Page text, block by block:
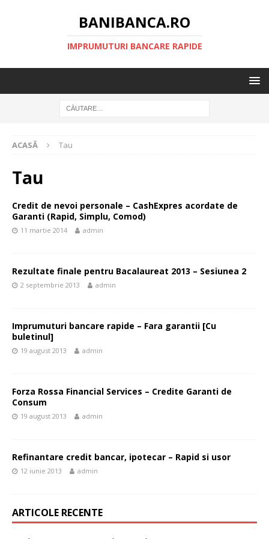
BANIBANCA.RO
IMPRUMUTURI BANCARE RAPIDE
ACASĂ Tau
Tau
Credit de nevoi personale – CashExpres acordate de
Garanti (Rapid, Simplu, Comod)
11 martie 2014 admin
Rezultate finale pentru Bacalaureat 2013 – Sesiunea 2
2 septembrie 2013 admin
Imprumuturi bancare rapide – Fara garantii [Cu
buletinul]
19 august 2013 admin
Forza Rossa Financial Services – Credite Garanti de
Consum
19 august 2013 admin
Refinantare credit bancar, ipotecar – Rapid si usor
12 iunie 2013 admin
ARTICOLE RECENTE